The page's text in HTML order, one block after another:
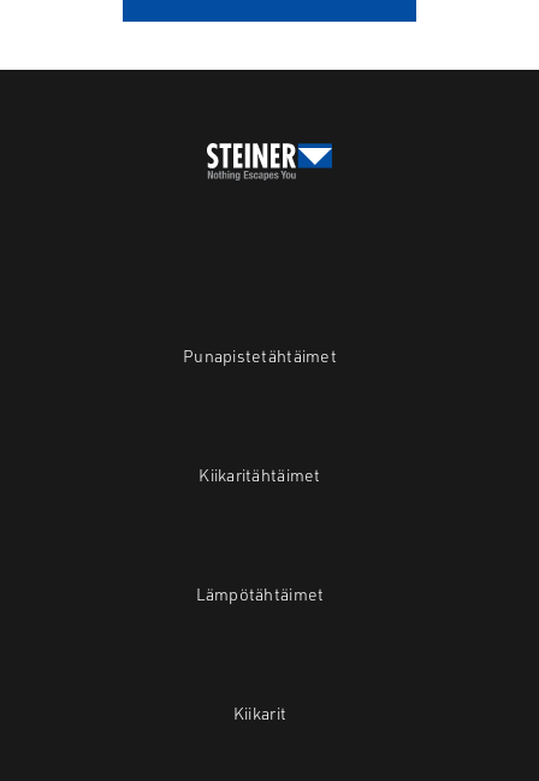
Punapistetähtäimet
Kiikaritähtäimet
Lämpötähtäimet
Kiikarit